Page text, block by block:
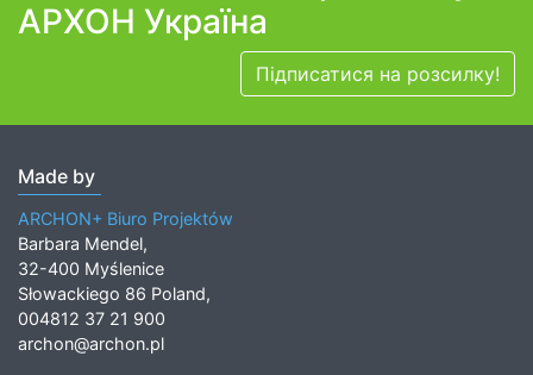
АРХОН Україна
Підписатися на розсилку!
Made by
ARCHON+ Biuro Projektów
Barbara Mendel,
32-400 Myślenice
Słowackiego 86 Poland,
004812 37 21 900
archon@archon.pl